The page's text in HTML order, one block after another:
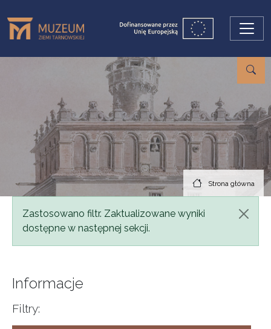
Strona główna
Komunikat
Zastosowano filtr. Zaktualizowane wyniki
dostępne w następnej sekcji.
Informacje
Filtry: